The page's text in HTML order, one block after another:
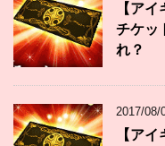
【ア
チケッ
れ？
2017/08/
【ア